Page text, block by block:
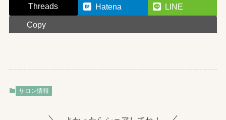
Threads
Hatena
LINE
Copy
サロン情報